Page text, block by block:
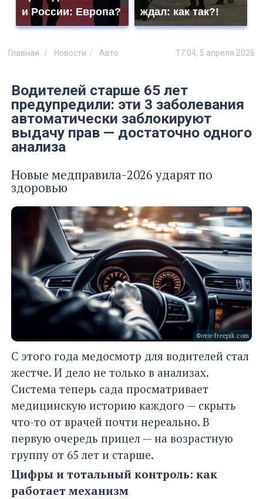
и России: Европа?
ждал: как так?!
Главная Новости Авто 17:04, 5 апреля 2026
Водителей старше 65 лет
предупредили: эти 3 заболевания
автоматически заблокируют
выдачу прав — достаточно одного
анализа
Новые медправила-2026 ударят по
здоровью
Фото: freepik.com
С этого года медосмотр для водителей стал
жестче. И дело не только в анализах.
Система теперь сада просматривает
медицинскую историю каждого — скрыть
что-то от врачей почти нереально. В
первую очередь прицел — на возрастную
группу от 65 лет и старше.
Цифры и тотальный контроль: как
работает механизм